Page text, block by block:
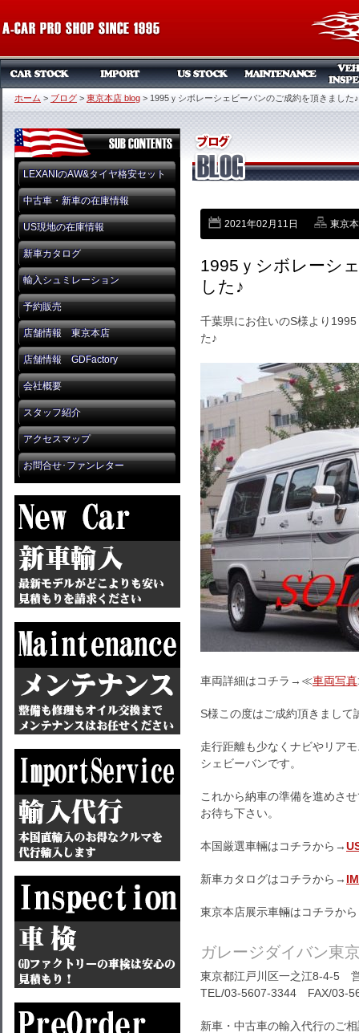
ホーム > ブログ > 東京本店 blog > 1995ｙシボレーシェビーバンのご成約を頂きました♪
LEXANIのAW&タイヤ格安セット
中古車・新車の在庫情報
US現地の在庫情報
新車カタログ
輸入シュミレーション
予約販売
店舗情報 東京本店
店舗情報 GDFactory
会社概要
スタッフ紹介
アクセスマップ
お問合せ･ファンレター
2021年02月11日 東京
1995ｙシボレーシ
した♪
千葉県にお住いのS様より
た♪
車両詳細はコチラ→≪車両写真
S様この度はご成約頂きまし
走行距離も少なくナビやリア
シェビーバンです。
これから納車の準備を進めさ
お待ち下さい。
本国厳選車輛はコチラから→
新車カタログはコチラから→
東京本店展示車輛はコチラか
ガレージダイバン東
東京都江戸川区一之江8-4-5
TEL/03-5607-3344 FAX/03-
新車・中古車の輸入代行のご